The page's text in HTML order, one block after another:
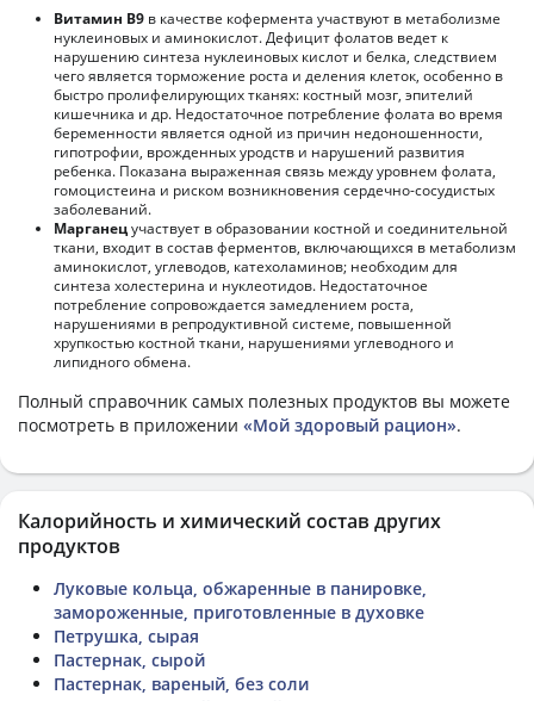
Витамин В9 в качестве кофермента участвуют в метаболизме
нуклеиновых и аминокислот. Дефицит фолатов ведет к
нарушению синтеза нуклеиновых кислот и белка, следствием
чего является торможение роста и деления клеток, особенно в
быстро пролифелирующих тканях: костный мозг, эпителий
кишечника и др. Недостаточное потребление фолата во время
беременности является одной из причин недоношенности,
гипотрофии, врожденных уродств и нарушений развития
ребенка. Показана выраженная связь между уровнем фолата,
гомоцистеина и риском возникновения сердечно-сосудистых
заболеваний.
Марганецучаствует в образовании костной и соединительной
ткани, входит в состав ферментов, включающихся в метаболизм
аминокислот, углеводов, катехоламинов; необходим для
синтеза холестерина и нуклеотидов. Недостаточное
потребление сопровождается замедлением роста,
нарушениями в репродуктивной системе, повышенной
хрупкостью костной ткани, нарушениями углеводного и
липидного обмена.
Полный справочник самых полезных продуктов вы можете
посмотреть в приложении «Мой здоровый рацион».
Калорийность и химический состав других
продуктов
Луковые кольца, обжаренные в панировке,
замороженные, приготовленные в духовке
Петрушка, сырая
Пастернак, сырой
Пастернак, вареный, без соли